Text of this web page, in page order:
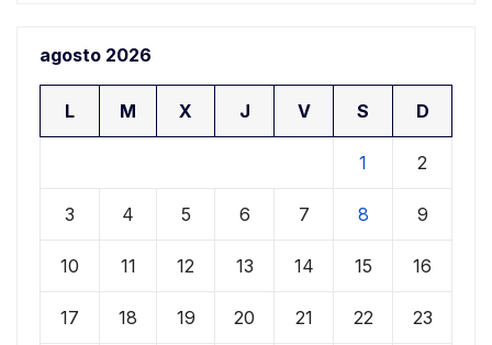
agosto 2026
L M X J V S D
1 2
3 4 5 6 7 8 9
10 11 12 13 14 15 16
17 18 19 20 21 22 23